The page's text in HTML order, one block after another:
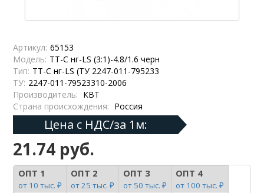
Артикул: 65153
Модель: ТТ-С нг-LS (3:1)-4.8/1.6 черн
Тип: ТТ-С нг-LS (ТУ 2247-011-795233
ТУ: 2247-011-79523310-2006
Производитель: КВТ
Страна происхождения: Россия
Цена с НДС/за 1м:
21.74 руб.
ОПТ 1
от 10 тыс. ₽
ОПТ 2
от 25 тыс. ₽
ОПТ 3
от 50 тыс. ₽
ОПТ 4
от 100 тыс. ₽